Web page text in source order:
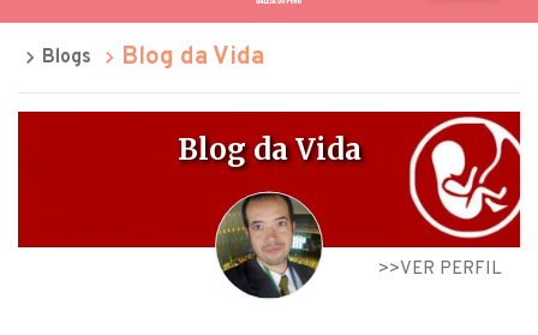
Blogs Blog da Vida
Blog da Vida
VER PERFIL